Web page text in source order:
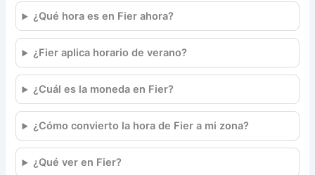
¿Qué hora es en Fier ahora?
¿Fier aplica horario de verano?
¿Cuál es la moneda en Fier?
¿Cómo convierto la hora de Fier a mi zona?
¿Qué ver en Fier?